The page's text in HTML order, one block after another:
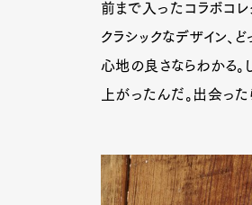
前まで入ったコラボコレ
クラシックなデザイン、
心地の良さならわかる。
上がったんだ。出会った